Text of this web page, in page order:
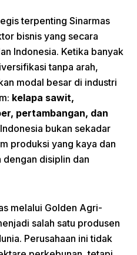
terpenting Sinarmas
bisnis yang secara
Indonesia. Ketika banyak
tanpa arah,
modal besar di industri
kelapa sawit,
pertambangan, dan
bukan sekadar
produksi yang kaya dan
disiplin dan
melalui Golden Agri-
salah satu produsen
Perusahaan ini tidak